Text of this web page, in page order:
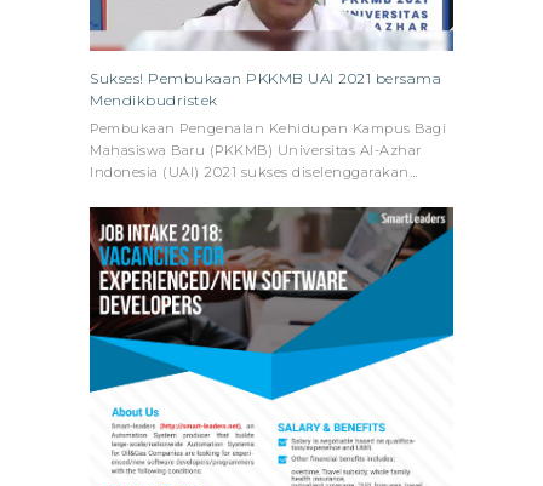
Sukses! Pembukaan PKKMB UAI 2021 bersama
Mendikbudristek
Pembukaan Pengenalan Kehidupan Kampus Bagi
Mahasiswa Baru (PKKMB) Universitas Al-Azhar
Indonesia (UAI) 2021 sukses diselenggarakan…